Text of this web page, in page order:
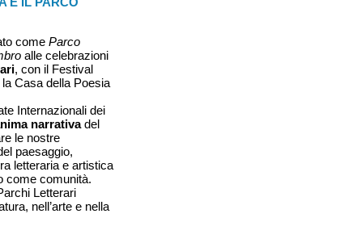
come Parco
alle celebrazioni
, con il Festival
Casa della Poesia
Internazionali dei
narrativadel
le nostre
paesaggio,
letteraria e artistica
come comunità.
Letterari
nell’arte e nella